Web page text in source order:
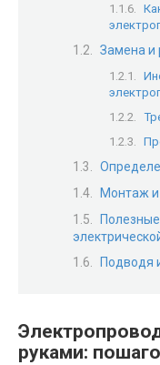
Замена и
Монтаж
Подводя
руками: